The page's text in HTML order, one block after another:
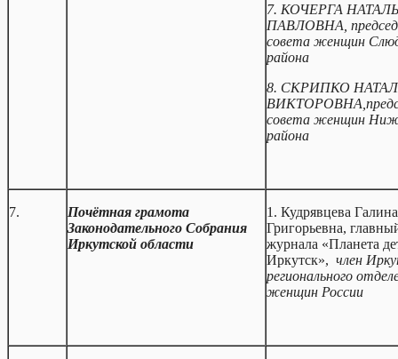
7. КОЧЕРГА
ПАВЛОВНА,
совета женщин
района
8. СКРИПКО
совета женщин
района
7.
Почётная грамота
Законодательного Собрания
Иркутской области
1. Кудрявцева Галина
Григорьевна,
журнала «Планета
Иркутск», член
регионального
женщин России